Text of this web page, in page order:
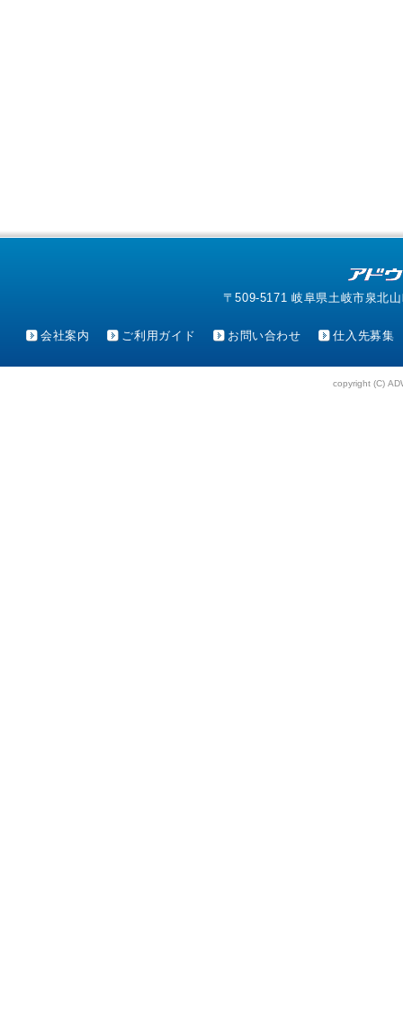
〒509-5171 岐阜県土岐市泉北
会社案内 ご利用ガイド お問い合わせ 仕入先募集
copyright (C)